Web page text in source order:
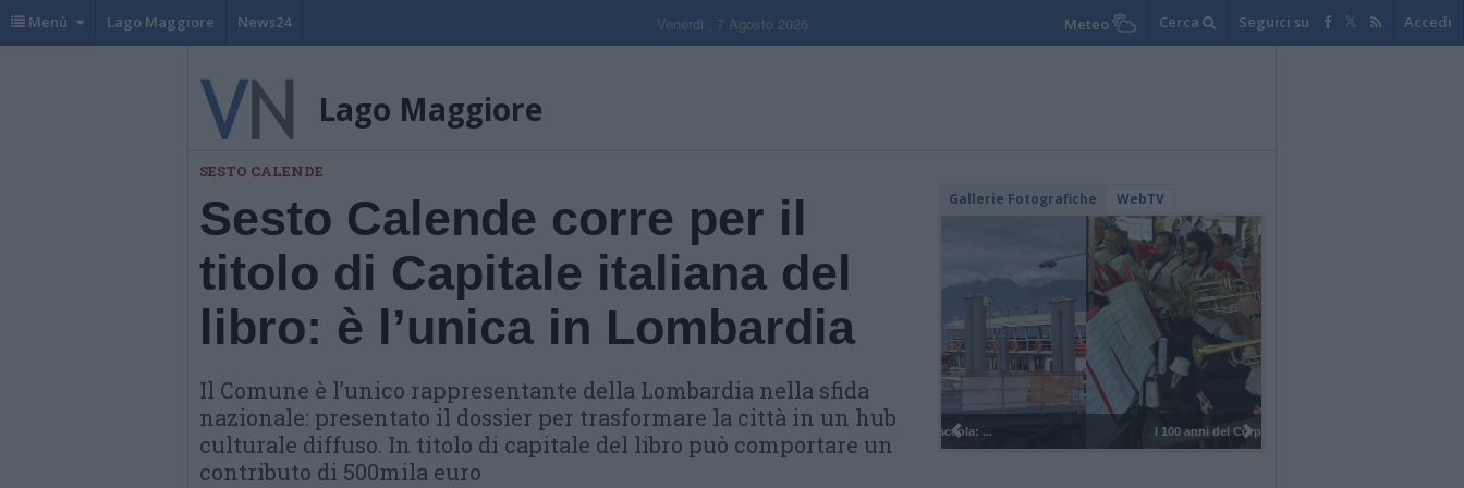
Menù Lago Maggiore News24 Venerdi , 7 Agosto 2026 Meteo Cerca Seguici su Accedi
Lago Maggiore
SESTO CALENDE
Sesto Calende corre per il
titolo di Capitale italiana del
libro: è l’unica in Lombardia
Il Comune è l’unico rappresentante della Lombardia nella sfida
nazionale: presentato il dossier per trasformare la città in un hub
culturale diffuso. In titolo di capitale del libro può comportare un
contributo di 500mila euro
Gallerie Fotografiche WebTV
I 100 anni del Corpo Musicale di